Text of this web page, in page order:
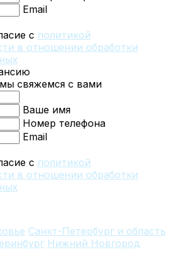
Email
с политикой
в отношении обработки
свяжемся с вами
Ваше имя
Номер телефона
Email
с политикой
в отношении обработки
Санкт-Петербург и область
Нижний Новгород